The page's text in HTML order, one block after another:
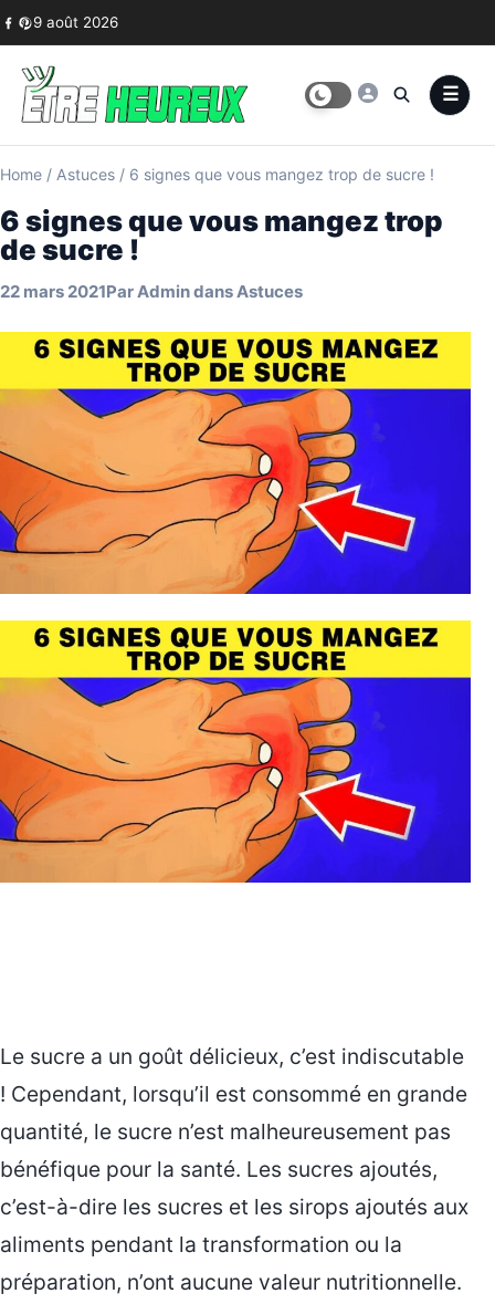
Skip to content
9 août 2026
Home / Astuces / 6 signes que vous mangez trop de sucre !
6 signes que vous mangez trop
de sucre !
22 mars 2021ParAdmindansAstuces
Le sucre a un goût délicieux, c’est indiscutable
! Cependant, lorsqu’il est consommé en grande
quantité, le sucre n’est malheureusement pas
bénéfique pour la santé. Les sucres ajoutés,
c’est-à-dire les sucres et les sirops ajoutés aux
aliments pendant la transformation ou la
préparation, n’ont aucune valeur nutritionnelle.